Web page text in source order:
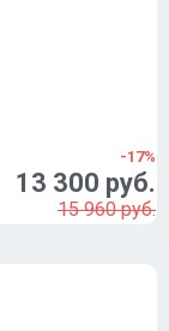
-17%
13 300 руб.
15 960 руб.